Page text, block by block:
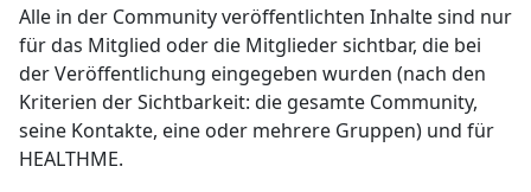
Alle in der Community veröffentlichten Inhalte sind nur
für das Mitglied oder die Mitglieder sichtbar, die bei
der Veröffentlichung eingegeben wurden (nach den
Kriterien der Sichtbarkeit: die gesamte Community,
seine Kontakte, eine oder mehrere Gruppen) und für
HEALTHME.